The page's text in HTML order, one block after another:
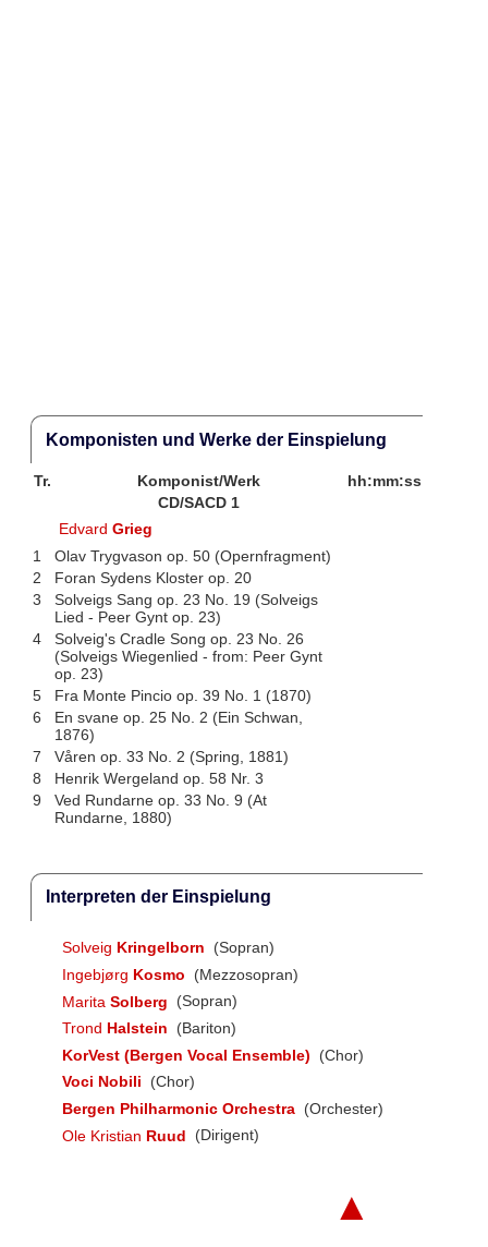
Komponisten und Werke der Einspielung
Tr. Komponist/Werk
hh:mm:ss
CD/SACD 1
EdvardGrieg
1
Olav Trygvason op. 50 (Opernfragment)
2
Foran Sydens Kloster op. 20
3
Solveigs Sang op. 23 No. 19 (Solveigs
Lied - Peer Gynt op. 23)
4
Solveig's Cradle Song op. 23 No. 26
(Solveigs Wiegenlied - from: Peer Gynt
op. 23)
5
Fra Monte Pincio op. 39 No. 1 (1870)
6
En svane op. 25 No. 2 (Ein Schwan,
1876)
7
Våren op. 33 No. 2 (Spring, 1881)
8
Henrik Wergeland op. 58 Nr. 3
9
Ved Rundarne op. 33 No. 9 (At
Rundarne, 1880)
Interpreten der Einspielung
Solveig Kringelborn
(Sopran)
Ingebjørg Kosmo
(Mezzosopran)
Marita Solberg
(Sopran)
Trond Halstein
(Bariton)
KorVest (Bergen Vocal Ensemble)
(Chor)
Voci Nobili
(Chor)
Bergen Philharmonic Orchestra (Orchester)
Ole Kristian Ruud (Dirigent)
▲